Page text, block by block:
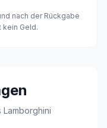
nach der Rückgabe
Geld.